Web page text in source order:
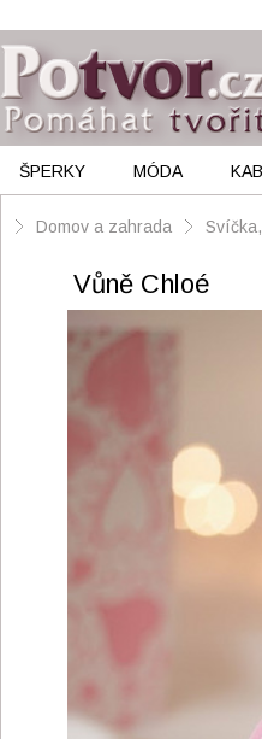
ŠPERKY MÓDA
Domov a zahrada
Vůně Chloé